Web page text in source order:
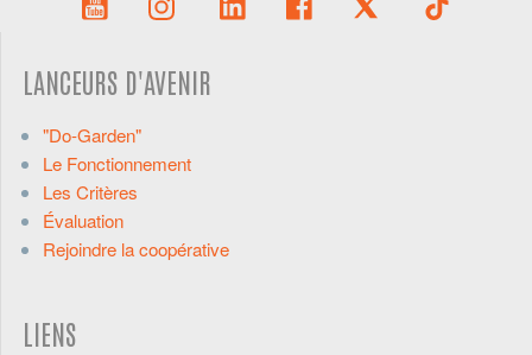
LANCEURS D'AVENIR
"Do-Garden"
Le Fonctionnement
Les Critères
Évaluation
Rejoindre la coopérative
LIENS